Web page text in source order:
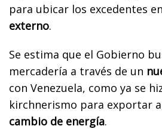
para ubicar los excedentes en
externo.
Se estima que el Gobierno
mercadería a través de un
con Venezuela, como ya se
kirchnerismo para exportar
cambio de energía.